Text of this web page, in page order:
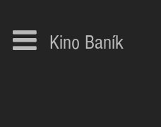
Kino Baník